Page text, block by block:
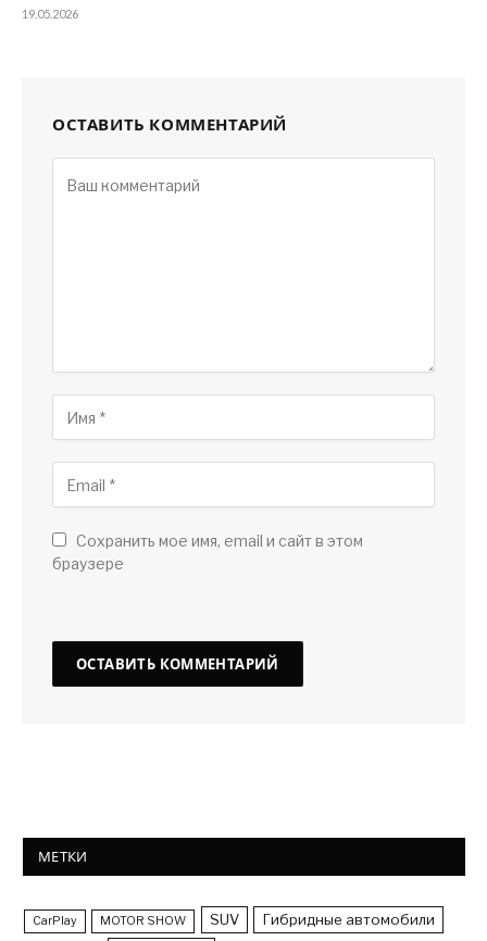
19.05.2026
ОСТАВИТЬ КОММЕНТАРИЙ
Сохранить мое имя, email и сайт в этом
браузере
МЕТКИ
CarPlay MOTOR SHOW SUV Гибридные автомобили